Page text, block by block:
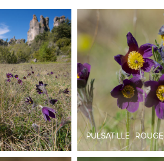
PULSATILLE ROUGE